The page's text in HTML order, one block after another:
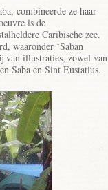
combineerde ze haar
is de
Caribische zee.
waaronder ‘Saban
van illustraties, zowel van
Saba en Sint Eustatius.